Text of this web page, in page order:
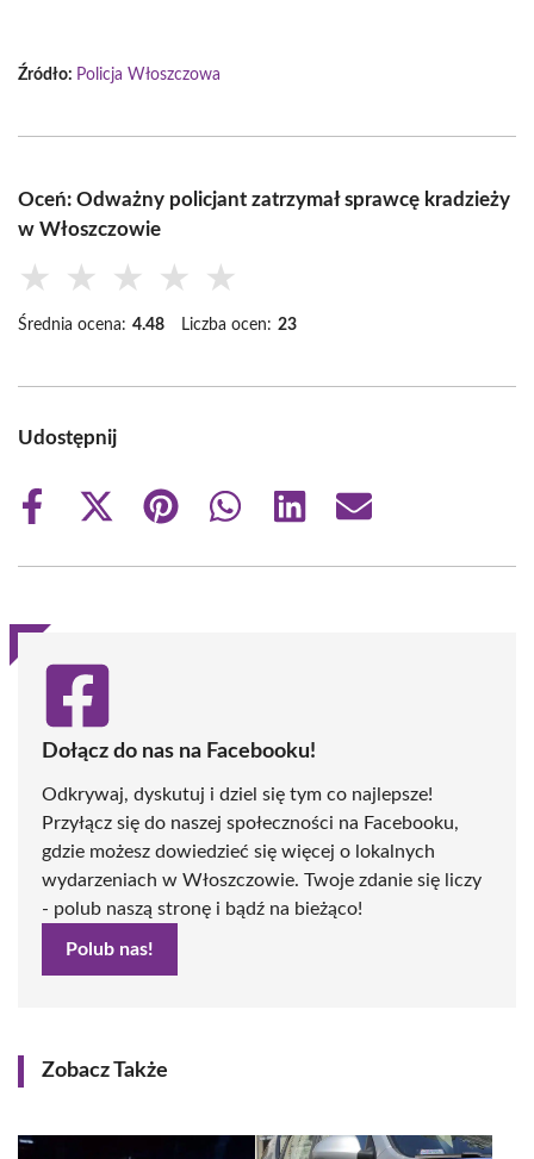
Źródło: Policja Włoszczowa
Oceń: Odważny policjant zatrzymał sprawcę kradzieży
w Włoszczowie
★ ★ ★ ★ ★
Średnia ocena: 4.48 Liczba ocen: 23
Udostępnij
Share
Share
(Twitter)
Share
Share
Share
Share
Dołącz do nas na Facebooku!
Odkrywaj, dyskutuj i dziel się tym co najlepsze!
Przyłącz się do naszej społeczności na Facebooku,
gdzie możesz dowiedzieć się więcej o lokalnych
wydarzeniach w Włoszczowie. Twoje zdanie się liczy
- polub naszą stronę i bądź na bieżąco!
Polub nas!
Zobacz Także